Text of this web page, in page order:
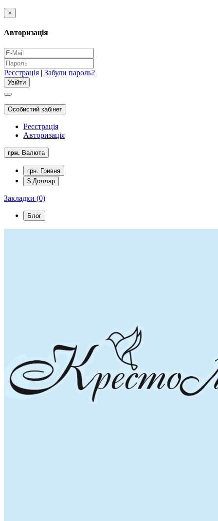
×
Авторизація
Реєстрація | Забули пароль?
Особистий кабінет
Реєстрація
Авторизація
грн. Валюта
грн. Гривня
$ Доллар
Закладки (0)
Блог